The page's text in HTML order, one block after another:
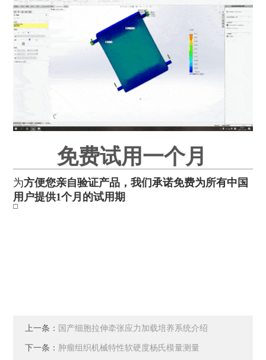
免费试用一个月
为方便您亲自验证产品，我们承诺免费为所有中国
用户提供1个月的试用期
上一条： 国产细胞拉伸牵张应力加载培养系统介绍
下一条： 肿瘤组织机械特性软硬度杨氏模量测量